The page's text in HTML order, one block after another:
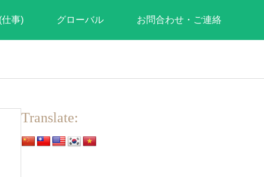
仕事) グローバル お問合わせ・ご連絡
Translate: